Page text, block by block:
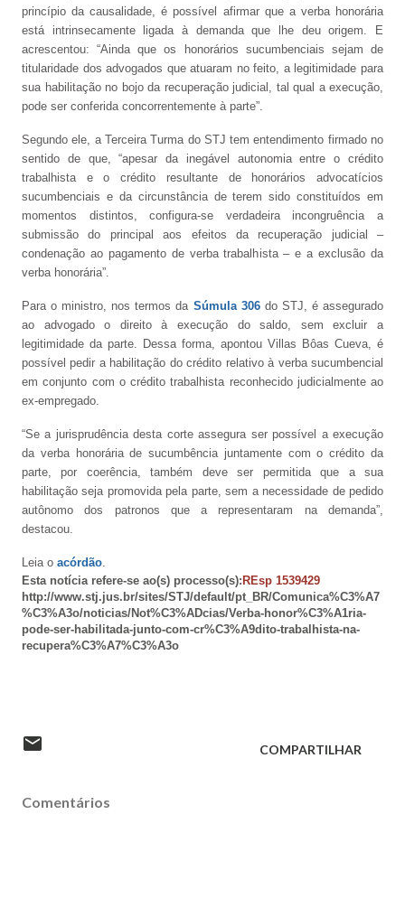
princípio da causalidade, é possível afirmar que a verba honorária
está intrinsecamente ligada à demanda que lhe deu origem. E
acrescentou: “Ainda que os honorários sucumbenciais sejam de
titularidade dos advogados que atuaram no feito, a legitimidade para
sua habilitação no bojo da recuperação judicial, tal qual a execução,
pode ser conferida concorrentemente à parte”.
Segundo ele, a Terceira Turma do STJ tem entendimento firmado no
sentido de que, “apesar da inegável autonomia entre o crédito
trabalhista e o crédito resultante de honorários advocatícios
sucumbenciais e da circunstância de terem sido constituídos em
momentos distintos, configura-se verdadeira incongruência a
submissão do principal aos efeitos da recuperação judicial –
condenação ao pagamento de verba trabalhista – e a exclusão da
verba honorária”.
Para o ministro, nos termos da Súmula 306do STJ, é assegurado
ao advogado o direito à execução do saldo, sem excluir a
legitimidade da parte. Dessa forma, apontou Villas Bôas Cueva, é
possível pedir a habilitação do crédito relativo à verba sucumbencial
em conjunto com o crédito trabalhista reconhecido judicialmente ao
ex-empregado.
“Se a jurisprudência desta corte assegura ser possível a execução
da verba honorária de sucumbência juntamente com o crédito da
parte, por coerência, também deve ser permitida que a sua
habilitação seja promovida pela parte, sem a necessidade de pedido
autônomo dos patronos que a representaram na demanda”,
destacou.
Leia o acórdão.
Esta notícia refere-se ao(s) processo(s): REsp 1539429
http://www.stj.jus.br/sites/STJ/default/pt_BR/Comunica%C3%A7
%C3%A3o/noticias/Not%C3%ADcias/Verba-honor%C3%A1ria-
pode-ser-habilitada-junto-com-cr%C3%A9dito-trabalhista-na-
recupera%C3%A7%C3%A3o
COMPARTILHAR
Comentários